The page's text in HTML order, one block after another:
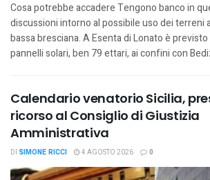
Cosa potrebbe accadere Tengono banco in
discussioni intorno al possibile uso dei terreni
bassa bresciana. A Esenta di Lonato è
pannelli solari, ben 79 ettari, ai confini con
Calendario venatorio Sicilia,
ricorso al Consiglio di Giustizia
Amministrativa
DI SIMONE RICCI 4 AGOSTO 2026 0